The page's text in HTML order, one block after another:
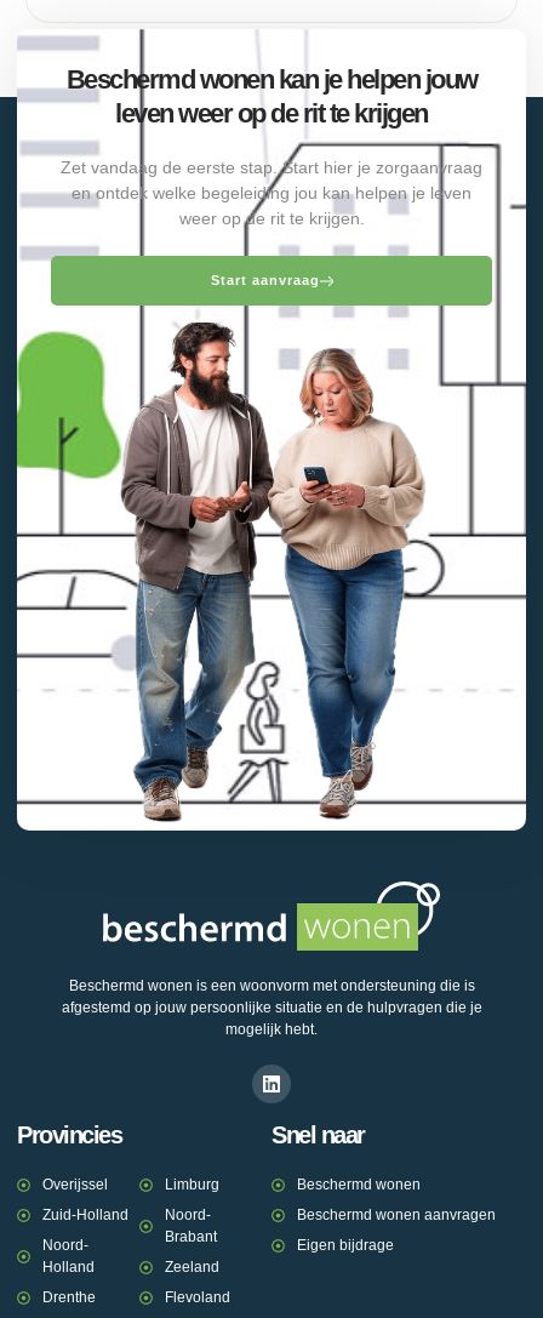
Beschermd wonen kan je helpen jouw
leven weer op de rit te krijgen
Zet vandaag de eerste stap. Start hier je zorgaanvraag
en ontdek welke begeleiding jou kan helpen je leven
weer op de rit te krijgen.
Start aanvraag
Beschermd wonen is een woonvorm met ondersteuning die is
afgestemd op jouw persoonlijke situatie en de hulpvragen die je
mogelijk hebt.
Provincies
Overijssel
Zuid-Holland
Noord-
Holland
Drenthe
Limburg
Noord-
Brabant
Zeeland
Flevoland
Snel naar
Beschermd wonen
Beschermd wonen aanvragen
Eigen bijdrage